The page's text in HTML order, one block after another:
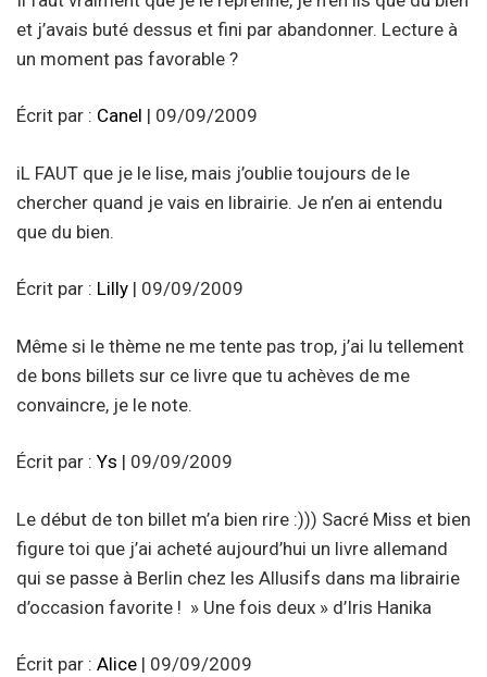
et j’avais buté dessus et fini par abandonner. Lecture à
un moment pas favorable ?
Écrit par : Canel | 09/09/2009
iL FAUT que je le lise, mais j’oublie toujours de le
chercher quand je vais en librairie. Je n’en ai entendu
que du bien.
Écrit par : Lilly | 09/09/2009
Même si le thème ne me tente pas trop, j’ai lu tellement
de bons billets sur ce livre que tu achèves de me
convaincre, je le note.
Écrit par : Ys | 09/09/2009
Le début de ton billet m’a bien rire :))) Sacré Miss et bien
figure toi que j’ai acheté aujourd’hui un livre allemand
qui se passe à Berlin chez les Allusifs dans ma librairie
d’occasion favorite ! » Une fois deux » d’Iris Hanika
Écrit par : Alice | 09/09/2009